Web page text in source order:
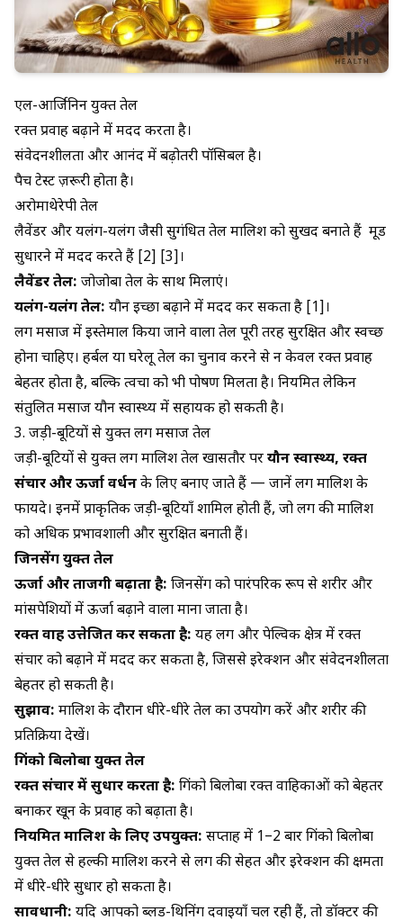
एल-आर्जिनिन युक्त तेल
रक्त प्रवाह बढ़ाने में मदद करता है।
संवेदनशीलता और आनंद में बढ़ोतरी पॉसिबल है।
पैच टेस्ट ज़रूरी होता है।
अरोमाथेरेपी तेल
लैवेंडर और यलंग-यलंग जैसी सुगंधित तेल मालिश को सुखद बनाते हैं मूड
सुधारने में मदद करते हैं [2] [3]।
लैवेंडर तेल: जोजोबा तेल के साथ मिलाएं।
यलंग-यलंग तेल: यौन इच्छा बढ़ाने में मदद कर सकता है [1]।
लिंग मसाज में इस्तेमाल किया जाने वाला तेल पूरी तरह सुरक्षित और स्वच्छ
होना चाहिए। हर्बल या घरेलू तेल का चुनाव करने से न केवल रक्त प्रवाह
बेहतर होता है, बल्कि त्वचा को भी पोषण मिलता है। नियमित लेकिन
संतुलित मसाज यौन स्वास्थ्य में सहायक हो सकती है।
3. जड़ी-बूटियों से युक्त लिंग मसाज तेल
जड़ी-बूटियों से युक्त लिंग मालिश तेल खासतौर परयौन स्वास्थ्य, रक्त
संचार और ऊर्जा वर्धनके लिए बनाए जाते हैं — जानेंलिंग मालिश के
फायदे। इनमें प्राकृतिक जड़ी-बूटियाँ शामिल होती हैं, जो लिंग की मालिश
को अधिक प्रभावशाली और सुरक्षित बनाती हैं।
जिनसेंग युक्त तेल
ऊर्जा और ताजगी बढ़ाता है: जिनसेंग को पारंपरिक रूप से शरीर और
मांसपेशियों में ऊर्जा बढ़ाने वाला माना जाता है।
रक्त प्रवाह उत्तेजित कर सकता है: यह लिंग और पेल्विक क्षेत्र में रक्त
संचार को बढ़ाने में मदद कर सकता है, जिससे इरेक्शन और संवेदनशीलता
बेहतर हो सकती है।
सुझाव: मालिश के दौरान धीरे-धीरे तेल का उपयोग करें और शरीर की
प्रतिक्रिया देखें।
गिंको बिलोबा युक्त तेल
रक्त संचार में सुधार करता है: गिंको बिलोबा रक्त वाहिकाओं को बेहतर
बनाकर खून के प्रवाह को बढ़ाता है।
नियमित मालिश के लिए उपयुक्त: सप्ताह में 1–2 बार गिंको बिलोबा
युक्त तेल से हल्की मालिश करने से लिंग की सेहत और इरेक्शन की क्षमता
में धीरे-धीरे सुधार हो सकता है।
सावधानी: यदि आपको ब्लड-थिनिंग दवाइयाँ चल रही हैं, तो डॉक्टर की